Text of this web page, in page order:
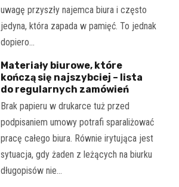
uwagę przyszły najemca biura i często
jedyna, która zapada w pamięć. To jednak
dopiero…
Materiały biurowe, które
kończą się najszybciej – lista
do regularnych zamówień
Brak papieru w drukarce tuż przed
podpisaniem umowy potrafi sparaliżować
pracę całego biura. Równie irytująca jest
sytuacja, gdy żaden z leżących na biurku
długopisów nie…